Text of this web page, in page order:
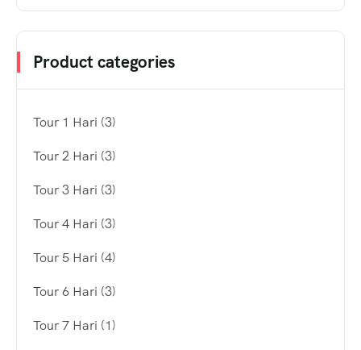
Product categories
Tour 1 Hari (3)
Tour 2 Hari (3)
Tour 3 Hari (3)
Tour 4 Hari (3)
Tour 5 Hari (4)
Tour 6 Hari (3)
Tour 7 Hari (1)